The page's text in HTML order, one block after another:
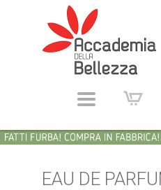
EAU DE